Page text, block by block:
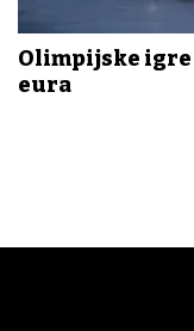
Olimpijske
eura